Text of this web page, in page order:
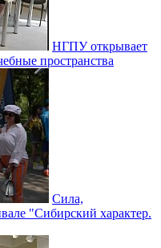
НГПУ открывает
пространства
Сила,
"Сибирский характер.